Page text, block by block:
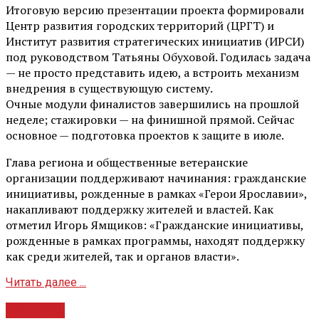
Итоговую версию презентации проекта формировали
Центр развития городских территорий (ЦРГТ) и
Институт развития стратегических инициатив (ИРСИ)
под руководством Татьяны Обуховой. Годилась задача
— не просто представить идею, а встроить механизм
внедрения в существующую систему.
Очные модули финалистов завершились на прошлой
неделе; стажировки — на финишной прямой. Сейчас
основное — подготовка проектов к защите в июле.
Глава региона и общественные ветеранские
организации поддерживают начинания: гражданские
инициативы, рожденные в рамках «Герои Ярославии»,
накапливают поддержку жителей и властей. Как
отметил Игорь Ямщиков: «Гражданские инициативы,
рожденные в рамках программы, находят поддержку
как среди жителей, так и органов власти».
Читать далее ...